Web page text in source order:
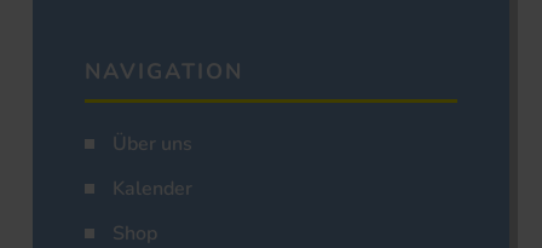
NAVIGATION
Über uns
Kalender
Shop